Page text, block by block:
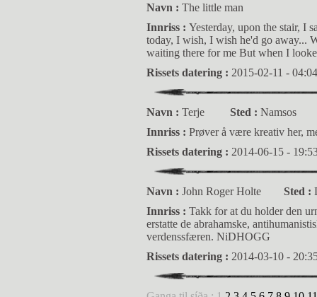
Navn : The little man
Innriss : Yesterday, upon the stair, I
today, I wish, I wish he'd go away...
waiting there for me But when I
Rissets datering : 2015-02-11 -
Navn : Terje Sted : Namsos
Innriss : Prøver å være kreativ her,
Rissets datering : 2014-06-15 -
Navn : John Roger Holte Sted :
Innriss : Takk for at du holder den
erstatte de abrahamske,
verdenssfæren. NiDHOGG
Rissets datering : 2014-03-10 -